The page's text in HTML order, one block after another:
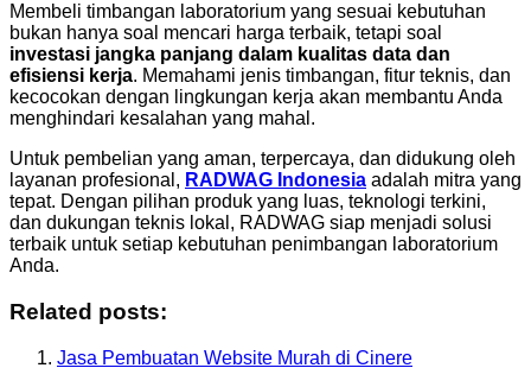
Membeli timbangan laboratorium yang sesuai kebutuhan
bukan hanya soal mencari harga terbaik, tetapi soal
investasi jangka panjang dalam kualitas data dan
efisiensi kerja. Memahami jenis timbangan, fitur teknis, dan
kecocokan dengan lingkungan kerja akan membantu Anda
menghindari kesalahan yang mahal.
Untuk pembelian yang aman, terpercaya, dan didukung oleh
layanan profesional, RADWAG Indonesia adalah mitra yang
tepat. Dengan pilihan produk yang luas, teknologi terkini,
dan dukungan teknis lokal, RADWAG siap menjadi solusi
terbaik untuk setiap kebutuhan penimbangan laboratorium
Anda.
Related posts:
Jasa Pembuatan Website Murah di Cinere